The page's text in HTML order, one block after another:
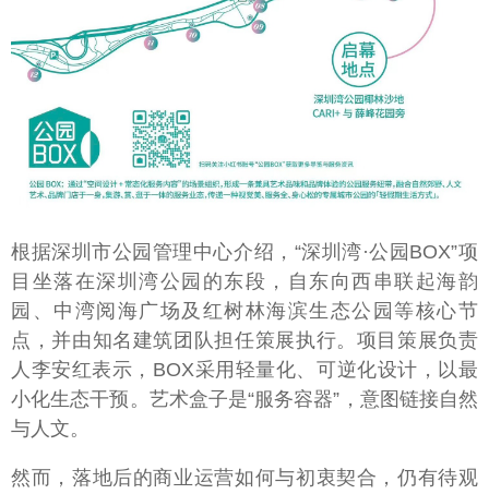
根据深圳市公园管理中心介绍，“深圳湾·公园BOX”项
目坐落在深圳湾公园的东段，自东向西串联起海韵
园、中湾阅海广场及红树林海滨生态公园等核心节
点，并由知名建筑团队担任策展执行。项目策展负责
人李安红表示，BOX采用轻量化、可逆化设计，以最
小化生态干预。艺术盒子是“服务容器”，意图链接自然
与人文。
然而，落地后的商业运营如何与初衷契合，仍有待观